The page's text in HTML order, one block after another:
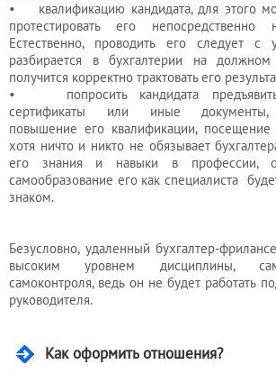
• квалификацию кандидата, для этого
протестировать его непосредственно
Естественно, проводить его следует с
разбирается в бухгалтерии на
получится корректно трактовать его
• попросить кандидата предъявить
сертификаты или иные документы,
повышение его квалификации,
хотя ничто и никто не обязывает
его знания и навыки в профессии,
самообразование его как специалиста
знаком.
Безусловно, удаленный бухгалтер-
высоким уровнем дисциплины,
самоконтроля, ведь он не будет работать
руководителя.
Как оформить отношения?